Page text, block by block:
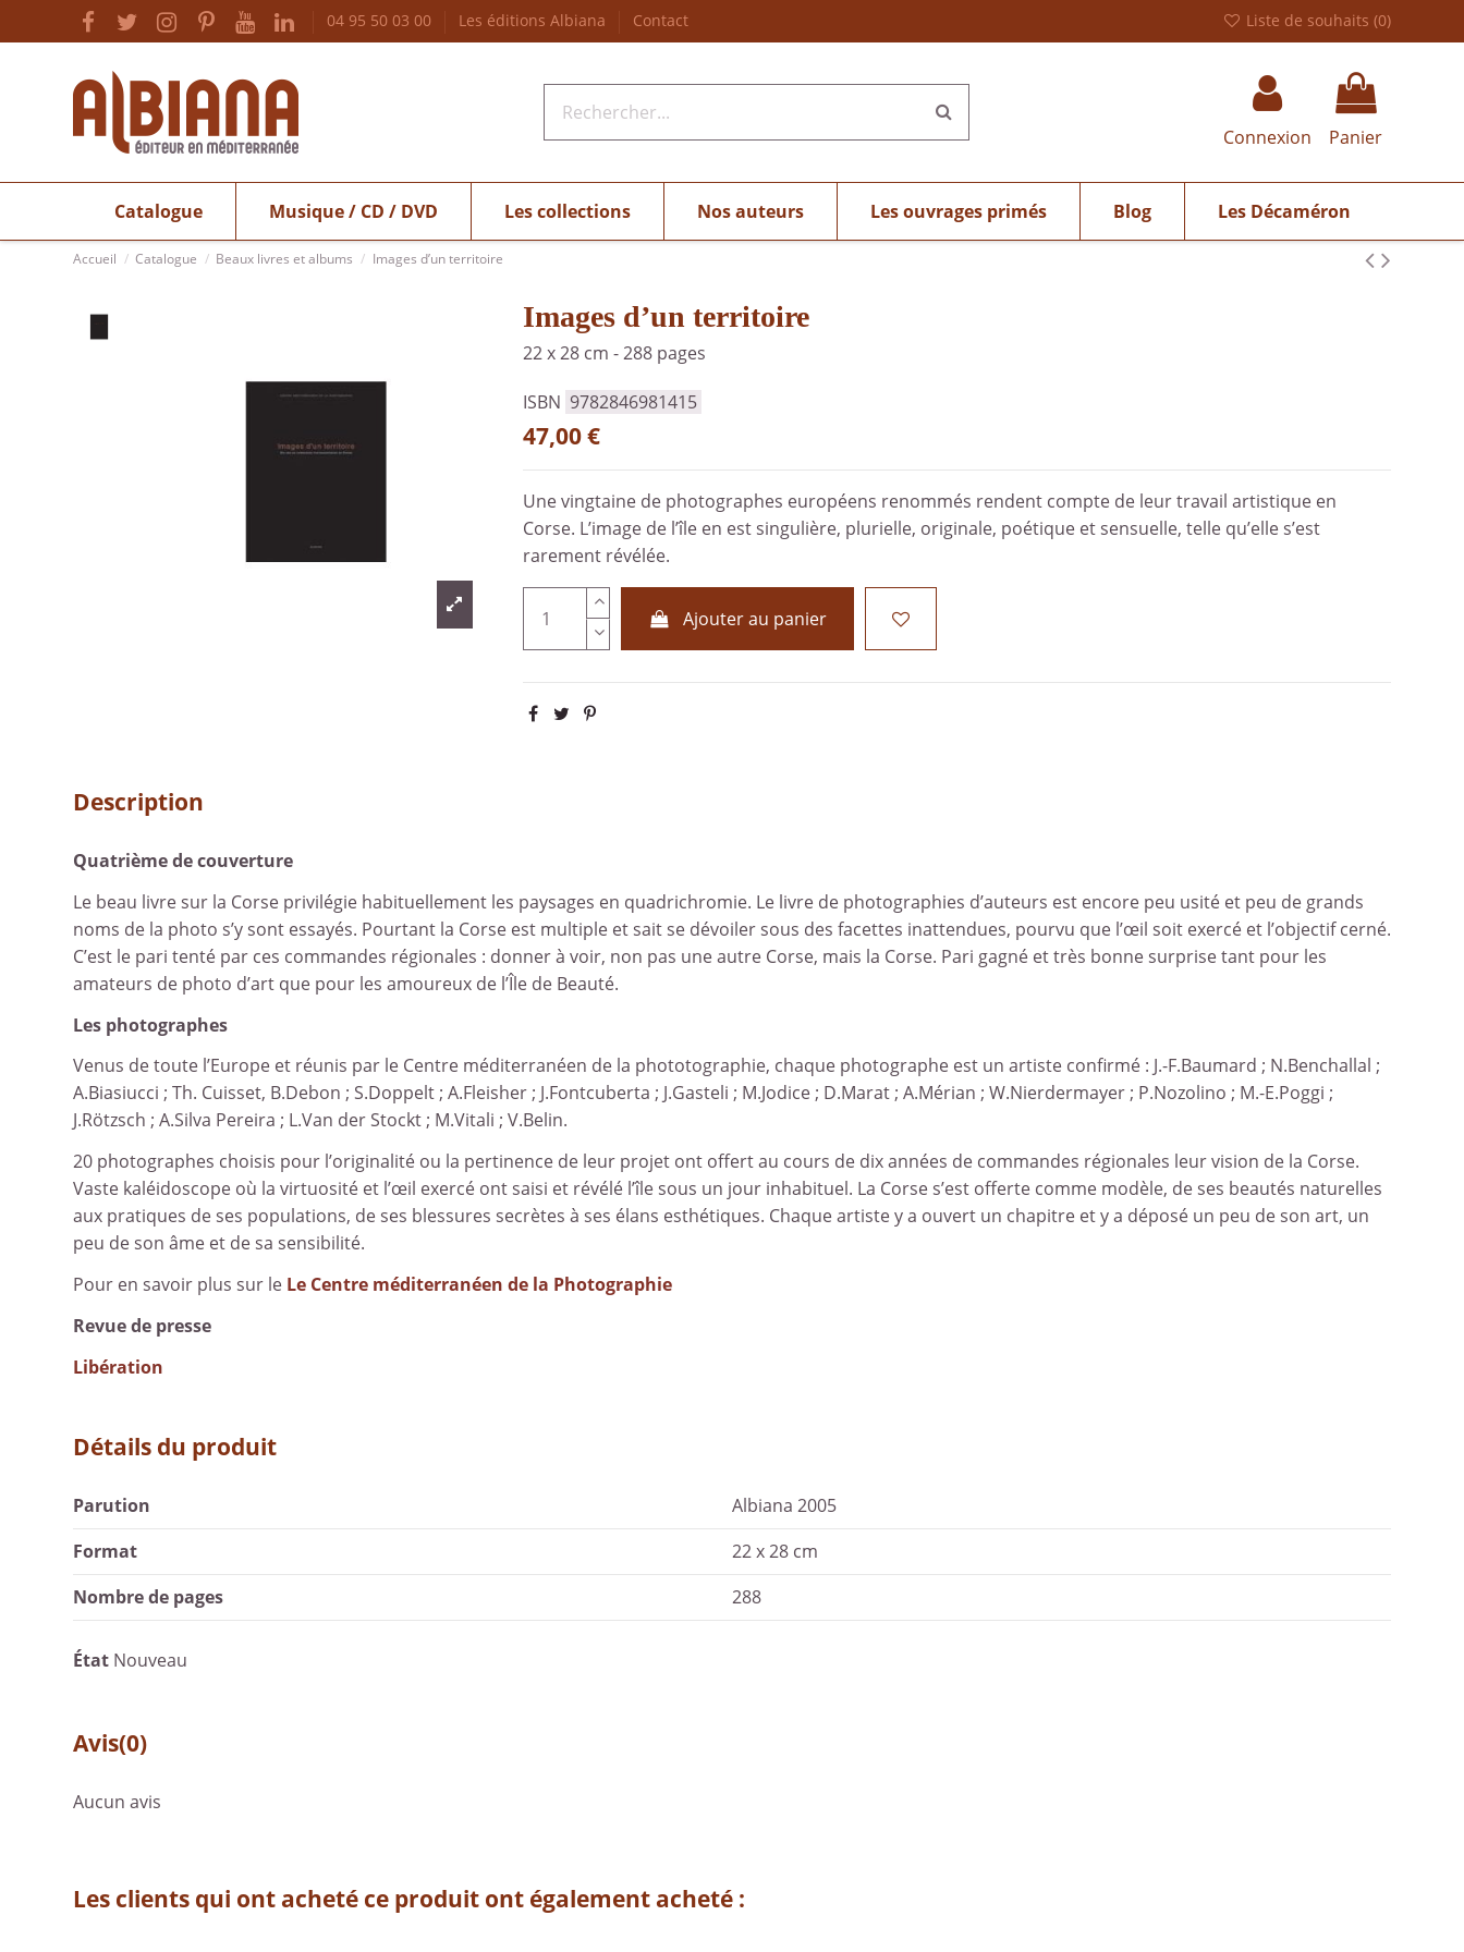
04 95 50 03 00 Les éditions Albiana Contact Liste de souhaits (0)
Connexion Panier
Catalogue Musique / CD / DVD Les collections Nos auteurs Les ouvrages primés Blog Les Décaméron
Accueil Catalogue Beaux livres et albums Images d’un territoire
Images d’un territoire
22 x 28 cm -288 pages
ISBN 9782846981415
47,00 €
Une vingtaine de photographes européens renommés rendent compte de leur travail artistique en
Corse. L’image de l’île en est singulière, plurielle, originale, poétique et sensuelle, telle qu’elle s’est
rarement révélée.
Ajouter au panier
Description
Quatrième de couverture
Le beau livre sur la Corse privilégie habituellement les paysages en quadrichromie. Le livre de photographies d’auteurs est encore peu usité et peu de grands
noms de la photo s’y sont essayés. Pourtant la Corse est multiple et sait se dévoiler sous des facettes inattendues, pourvu que l’œil soit exercé et l’objectif cerné.
C’est le pari tenté par ces commandes régionales : donner à voir, non pas une autre Corse, mais la Corse. Pari gagné et très bonne surprise tant pour les
amateurs de photo d’art que pour les amoureux de l’Île de Beauté.
Les photographes
Venus de toute l’Europe et réunis par le Centre méditerranéen de la phototographie, chaque photographe est un artiste confirmé : J.-F.Baumard ; N.Benchallal ;
A.Biasiucci ; Th. Cuisset, B.Debon ; S.Doppelt ; A.Fleisher ; J.Fontcuberta ; J.Gasteli ; M.Jodice ; D.Marat ; A.Mérian ; W.Nierdermayer ; P.Nozolino ; M.-E.Poggi ;
J.Rötzsch ; A.Silva Pereira ; L.Van der Stockt ; M.Vitali ; V.Belin.
20 photographes choisis pour l’originalité ou la pertinence de leur projet ont offert au cours de dix années de commandes régionales leur vision de la Corse.
Vaste kaléidoscope où la virtuosité et l’œil exercé ont saisi et révélé l’île sous un jour inhabituel. La Corse s’est offerte comme modèle, de ses beautés naturelles
aux pratiques de ses populations, de ses blessures secrètes à ses élans esthétiques. Chaque artiste y a ouvert un chapitre et y a déposé un peu de son art, un
peu de son âme et de sa sensibilité.
Pour en savoir plus sur le Le Centre méditerranéen de la Photographie
Revue de presse
Libération
Détails du produit
Parution
Albiana 2005
Format
22 x 28 cm
Nombre de pages
288
État Nouveau
Avis(0)
Aucun avis
Les clients qui ont acheté ce produit ont également acheté :